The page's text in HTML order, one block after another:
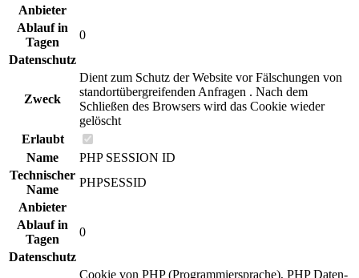
Anbieter
Ablauf in
Tagen
0
Datenschutz
Zweck
Dient zum Schutz der Website vor Fälschungen von
standortübergreifenden Anfragen . Nach dem
Schließen des Browsers wird das Cookie wieder
gelöscht
Erlaubt
Name
PHP SESSION ID
Technischer
Name
PHPSESSID
Anbieter
Ablauf in
Tagen
0
Datenschutz
Cookie von PHP (Programmiersprache), PHP Daten-